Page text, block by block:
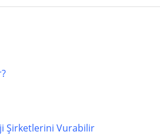
Şirketlerini Vurabilir